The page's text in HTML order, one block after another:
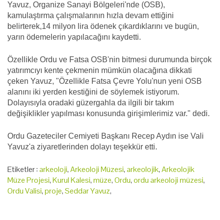
Yavuz, Organize Sanayi Bölgeleri'nde (OSB),
kamulaştırma çalışmalarının hızla devam ettiğini
belirterek,14 milyon lira ödenek çıkardıklarını ve bugün,
yarın ödemelerin yapılacağını kaydetti.
Özellikle Ordu ve Fatsa OSB'nin bitmesi durumunda birçok
yatırımcıyı kente çekmenin mümkün olacağına dikkati
çeken Yavuz, "Özellikle Fatsa Çevre Yolu'nun yeni OSB
alanını iki yerden kestiğini de söylemek istiyorum.
Dolayısıyla oradaki güzergahla da ilgili bir takım
değişiklikler yapılması konusunda girişimlerimiz var." dedi.
Ordu Gazeteciler Cemiyeti Başkanı Recep Aydın ise Vali
Yavuz'a ziyaretlerinden dolayı teşekkür etti.
Etiketler :arkeoloji,Arkeoloji Müzesi,arkeolojik,Arkeolojik
Müze Projesi,Kurul Kalesi,müze,Ordu,ordu arkeoloji müzesi,
Ordu Valisi,proje,Seddar Yavuz,